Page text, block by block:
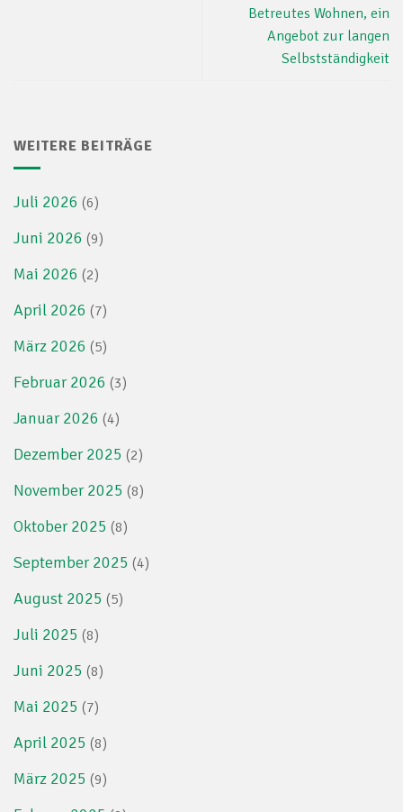
Betreutes Wohnen, ein
Angebot zur langen
Selbstständigkeit
WEITERE BEITRÄGE
Juli 2026 (6)
Juni 2026 (9)
Mai 2026 (2)
April 2026 (7)
März 2026 (5)
Februar 2026 (3)
Januar 2026 (4)
Dezember 2025 (2)
November 2025 (8)
Oktober 2025 (8)
September 2025 (4)
August 2025 (5)
Juli 2025 (8)
Juni 2025 (8)
Mai 2025 (7)
April 2025 (8)
März 2025 (9)